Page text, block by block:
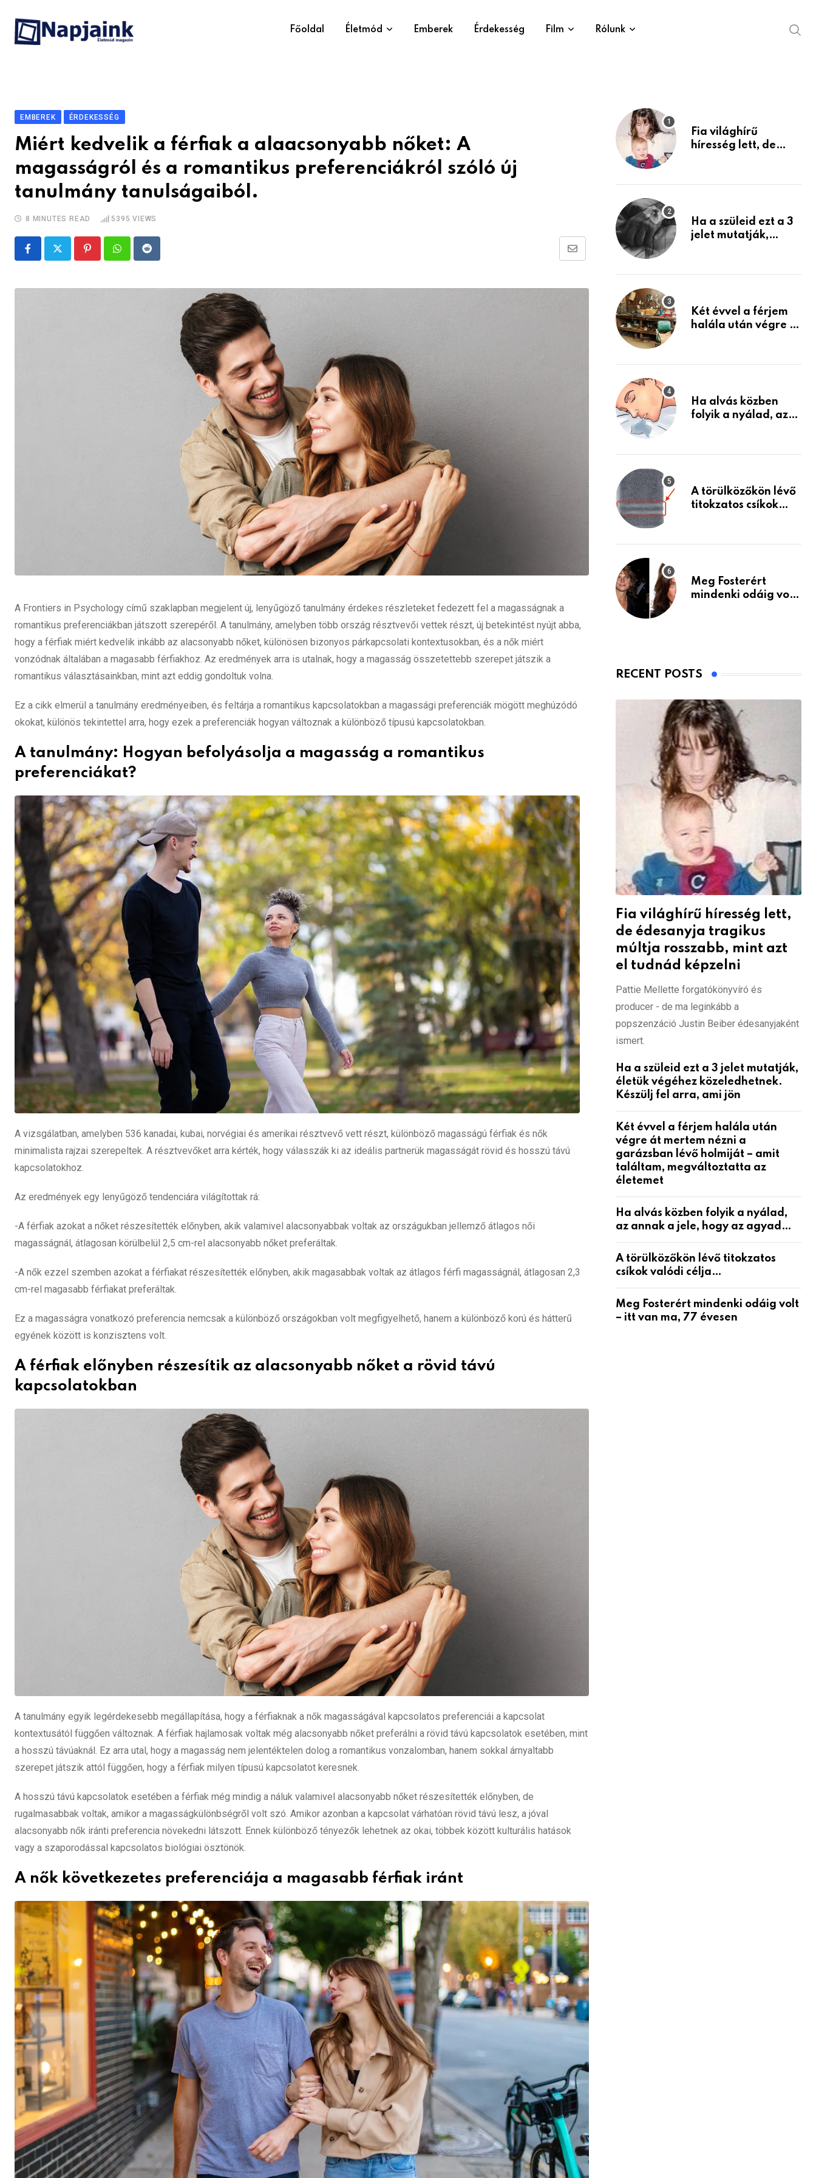
content
Főoldal Életmód Emberek Érdekesség Film Rólunk
EMBEREK ÉRDEKESSÉG
Miért kedvelik a férfiak a alaacsonyabb nőket: A
magasságról és a romantikus preferenciákról szóló új
tanulmány tanulságaiból.
8 MINUTES READ 5395 VIEWS
PinterestWhatsappReddit
Share
Email
A Frontiers in Psychology című szaklapban megjelent új, lenyűgöző tanulmány érdekes részleteket fedezett fel a magasságnak a
romantikus preferenciákban játszott szerepéről. A tanulmány, amelyben több ország résztvevői vettek részt, új betekintést nyújt abba,
hogy a férfiak miért kedvelik inkább az alacsonyabb nőket, különösen bizonyos párkapcsolati kontextusokban, és a nők miért
vonzódnak általában a magasabb férfiakhoz. Az eredmények arra is utalnak, hogy a magasság összetettebb szerepet játszik a
romantikus választásainkban, mint azt eddig gondoltuk volna.
Ez a cikk elmerül a tanulmány eredményeiben, és feltárja a romantikus kapcsolatokban a magassági preferenciák mögött meghúzódó
okokat, különös tekintettel arra, hogy ezek a preferenciák hogyan változnak a különböző típusú kapcsolatokban.
A tanulmány: Hogyan befolyásolja a magasság a romantikus
preferenciákat?
A vizsgálatban, amelyben 536 kanadai, kubai, norvégiai és amerikai résztvevő vett részt, különböző magasságú férfiak és nők
minimalista rajzai szerepeltek. A résztvevőket arra kérték, hogy válasszák ki az ideális partnerük magasságát rövid és hosszú távú
kapcsolatokhoz.
Az eredmények egy lenyűgöző tendenciára világítottak rá:
-A férfiak azokat a nőket részesítették előnyben, akik valamivel alacsonyabbak voltak az országukban jellemző átlagos női
magasságnál, átlagosan körülbelül 2,5 cm-rel alacsonyabb nőket preferáltak.
-A nők ezzel szemben azokat a férfiakat részesítették előnyben, akik magasabbak voltak az átlagos férfi magasságnál, átlagosan 2,3
cm-rel magasabb férfiakat preferáltak.
Ez a magasságra vonatkozó preferencia nemcsak a különböző országokban volt megfigyelhető, hanem a különböző korú és hátterű
egyének között is konzisztens volt.
A férfiak előnyben részesítik az alacsonyabb nőket a rövid távú
kapcsolatokban
A tanulmány egyik legérdekesebb megállapítása, hogy a férfiaknak a nők magasságával kapcsolatos preferenciái a kapcsolat
kontextusától függően változnak. A férfiak hajlamosak voltak még alacsonyabb nőket preferálni a rövid távú kapcsolatok esetében, mint
a hosszú távúaknál. Ez arra utal, hogy a magasság nem jelentéktelen dolog a romantikus vonzalomban, hanem sokkal árnyaltabb
szerepet játszik attól függően, hogy a férfiak milyen típusú kapcsolatot keresnek.
A hosszú távú kapcsolatok esetében a férfiak még mindig a náluk valamivel alacsonyabb nőket részesítették előnyben, de
rugalmasabbak voltak, amikor a magasságkülönbségről volt szó. Amikor azonban a kapcsolat várhatóan rövid távú lesz, a jóval
alacsonyabb nők iránti preferencia növekedni látszott. Ennek különböző tényezők lehetnek az okai, többek között kulturális hatások
vagy a szaporodással kapcsolatos biológiai ösztönök.
A nők következetes preferenciája a magasabb férfiak iránt
Fia világhírű
híresség lett, de
mint azt el tudnád
Ha a szüleid ezt a 3
jelet mutatják,
Készülj fel arra, ami
Két évvel a férjem
halála után végre át
holmiját – amit
életemet
Ha alvás közben
folyik a nyálad, az
A törülközőkön lévő
titokzatos csíkok
Meg Fosterért
mindenki odáig volt
RECENT POSTS
Fia világhírű híresség lett,
de édesanyja tragikus
múltja rosszabb, mint azt
el tudnád képzelni
Pattie Mellette forgatókönyvíró és
producer - de ma leginkább a
popszenzáció Justin Beiber édesanyjaként
ismert.
Ha a szüleid ezt a 3 jelet mutatják,
életük végéhez közeledhetnek.
Készülj fel arra, ami jön
Két évvel a férjem halála után
végre át mertem nézni a
garázsban lévő holmiját – amit
találtam, megváltoztatta az
életemet
Ha alvás közben folyik a nyálad,
az annak a jele, hogy az agyad…
A törülközőkön lévő titokzatos
csíkok valódi célja…
Meg Fosterért mindenki odáig volt
– itt van ma, 77 évesen